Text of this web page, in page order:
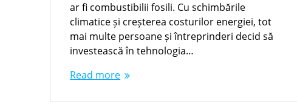
ar fi combustibilii fosili. Cu schimbările
climatice și creșterea costurilor energiei, tot
mai multe persoane și întreprinderi decid să
investească în tehnologia…
Read more